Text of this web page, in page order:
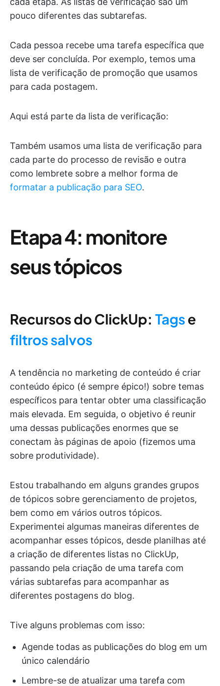
pouco diferentes das subtarefas.
Cada pessoa recebe uma tarefa específica que
deve ser concluída. Por exemplo, temos uma
lista de verificação de promoção que usamos
para cada postagem.
Aqui está parte da lista de verificação:
Também usamos uma lista de verificação para
cada parte do processo de revisão e outra
como lembrete sobre a melhor forma de
formatar a publicação para SEO.
Etapa 4: monitore
seus tópicos
Recursos do ClickUp: Tagse
filtros salvos
A tendência no marketing de conteúdo é criar
conteúdo épico (é sempre épico!) sobre temas
específicos para tentar obter uma classificação
mais elevada. Em seguida, o objetivo é reunir
uma dessas publicações enormes que se
conectam às páginas de apoio (fizemos uma
sobre produtividade).
Estou trabalhando em alguns grandes grupos
de tópicos sobre gerenciamento de projetos,
bem como em vários outros tópicos.
Experimentei algumas maneiras diferentes de
acompanhar esses tópicos, desde planilhas até
a criação de diferentes listas no ClickUp,
passando pela criação de uma tarefa com
várias subtarefas para acompanhar as
diferentes postagens do blog.
Tive alguns problemas com isso:
Agende todas as publicações do blog em um
único calendário
Lembre-se de atualizar uma tarefa com